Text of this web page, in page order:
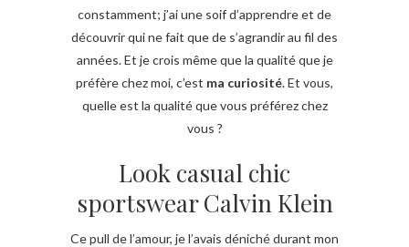
constamment; j’ai une soif d’apprendre et de
découvrir qui ne fait que de s’agrandir au fil des
années. Et je crois même que la qualité que je
préfère chez moi, c’est ma curiosité. Et vous,
quelle est la qualité que vous préférez chez
vous ?
Look casual chic
sportswear Calvin Klein
Ce pull de l’amour, je l’avais déniché durant mon